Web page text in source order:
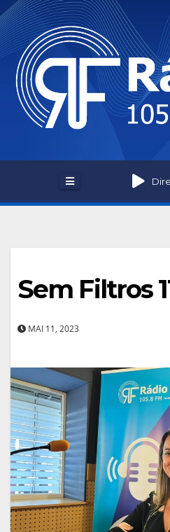
Skip
to
content
Sem Filtros
MAI 11, 2023